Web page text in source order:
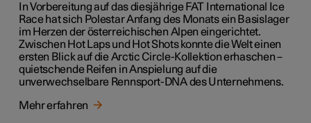
In Vorbereitung auf das diesjährige FAT International Ice
Race hat sich Polestar Anfang des Monats ein Basislager
im Herzen der österreichischen Alpen eingerichtet.
Zwischen Hot Laps und Hot Shots konnte die Welt einen
ersten Blick auf die Arctic Circle-Kollektion erhaschen –
quietschende Reifen in Anspielung auf die
unverwechselbare Rennsport-DNA des Unternehmens.
Mehr erfahren